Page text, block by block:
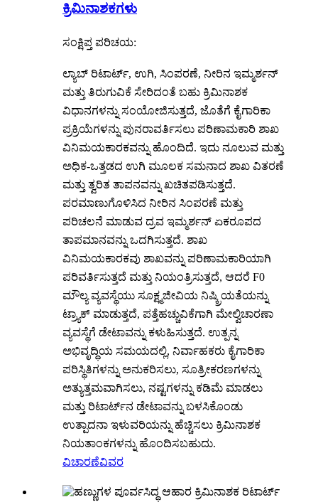
ಕ್ರಿಮಿನಾಶಕಗಳು
ಸಂಕ್ಷಿಪ್ತ ಪರಿಚಯ:
ಲ್ಯಾಬ್ ರಿಟಾರ್ಟ್, ಉಗಿ, ಸಿಂಪರಣೆ, ನೀರಿನ ಇಮ್ಮರ್ಶನ್
ಮತ್ತು ತಿರುಗುವಿಕೆ ಸೇರಿದಂತೆ ಬಹು ಕ್ರಿಮಿನಾಶಕ
ವಿಧಾನಗಳನ್ನು ಸಂಯೋಜಿಸುತ್ತದೆ, ಜೊತೆಗೆ ಕೈಗಾರಿಕಾ
ಪ್ರಕ್ರಿಯೆಗಳನ್ನು ಪುನರಾವರ್ತಿಸಲು ಪರಿಣಾಮಕಾರಿ ಶಾಖ
ವಿನಿಮಯಕಾರಕವನ್ನು ಹೊಂದಿದೆ. ಇದು ನೂಲುವ ಮತ್ತು
ಅಧಿಕ-ಒತ್ತಡದ ಉಗಿ ಮೂಲಕ ಸಮನಾದ ಶಾಖ ವಿತರಣೆ
ಮತ್ತು ತ್ವರಿತ ತಾಪನವನ್ನು ಖಚಿತಪಡಿಸುತ್ತದೆ.
ಪರಮಾಣುಗೊಳಿಸಿದ ನೀರಿನ ಸಿಂಪರಣೆ ಮತ್ತು
ಪರಿಚಲನೆ ಮಾಡುವ ದ್ರವ ಇಮ್ಮರ್ಶನ್ ಏಕರೂಪದ
ತಾಪಮಾನವನ್ನು ಒದಗಿಸುತ್ತದೆ. ಶಾಖ
ವಿನಿಮಯಕಾರಕವು ಶಾಖವನ್ನು ಪರಿಣಾಮಕಾರಿಯಾಗಿ
ಪರಿವರ್ತಿಸುತ್ತದೆ ಮತ್ತು ನಿಯಂತ್ರಿಸುತ್ತದೆ, ಆದರೆ F0
ಮೌಲ್ಯ ವ್ಯವಸ್ಥೆಯು ಸೂಕ್ಷ್ಮಜೀವಿಯ ನಿಷ್ಕ್ರಿಯತೆಯನ್ನು
ಟ್ರ್ಯಾಕ್ ಮಾಡುತ್ತದೆ, ಪತ್ತೆಹಚ್ಚುವಿಕೆಗಾಗಿ ಮೇಲ್ವಿಚಾರಣಾ
ವ್ಯವಸ್ಥೆಗೆ ಡೇಟಾವನ್ನು ಕಳುಹಿಸುತ್ತದೆ. ಉತ್ಪನ್ನ
ಅಭಿವೃದ್ಧಿಯ ಸಮಯದಲ್ಲಿ, ನಿರ್ವಾಹಕರು ಕೈಗಾರಿಕಾ
ಪರಿಸ್ಥಿತಿಗಳನ್ನು ಅನುಕರಿಸಲು, ಸೂತ್ರೀಕರಣಗಳನ್ನು
ಅತ್ಯುತ್ತಮವಾಗಿಸಲು, ನಷ್ಟಗಳನ್ನು ಕಡಿಮೆ ಮಾಡಲು
ಮತ್ತು ರಿಟಾರ್ಟ್‌ನ ಡೇಟಾವನ್ನು ಬಳಸಿಕೊಂಡು
ಉತ್ಪಾದನಾ ಇಳುವರಿಯನ್ನು ಹೆಚ್ಚಿಸಲು ಕ್ರಿಮಿನಾಶಕ
ನಿಯತಾಂಕಗಳನ್ನು ಹೊಂದಿಸಬಹುದು.
ವಿಚಾರಣೆವಿವರ